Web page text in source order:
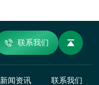
联系我们
新闻资讯 联系我们